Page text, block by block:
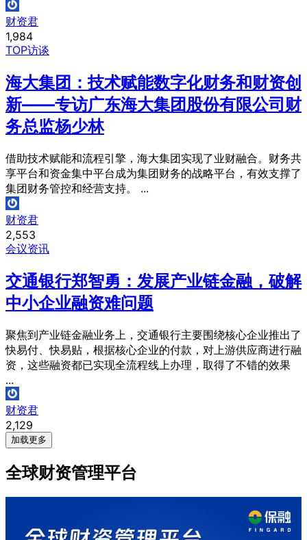
财资君
1,984
TOP访谈
海大集团：技术赋能数字化财务和财资创
新——专访广东海大集团股份有限公司财
务总监杨少林
借助技术赋能和流程引擎，海大集团实现了业财融合。财务共
享平台和资金集中平台成为集团财务的战略平台，有效支撑了
集团财务管控和经营支持。 ...
财资君
2,553
会议资讯
交通银行郑智勇：发展产业链金融，破解
中小企业融资难问题
聚焦到产业链金融业务上，交通银行主要围绕核心企业推出了
快易付、快易贴，根据核心企业的付款，对上游供应商进行融
资，这些融资都已实现全流程线上办理，取得了不错的效果
...
财资君
2,129
加载更多
全球财资管理平台